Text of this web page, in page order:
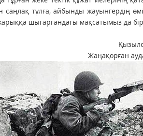
саңлақ тұлға, айбынды жауынгердің
шығарғандағы мақсатымыз да
Жаңақорған